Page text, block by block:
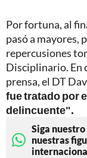
Por fortuna, al
pasó a mayores,
repercusiones
Disciplinario. En
prensa, el DT
fue tratado por
delincuente".
Siga
nuestras